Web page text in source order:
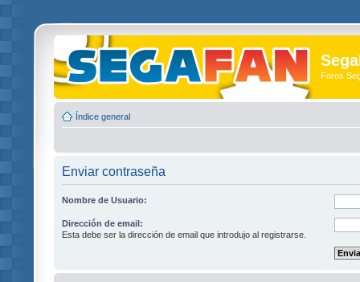
Foros
Índice general
Enviar contraseña
Nombre de Usuario:
Dirección de email:
Esta debe ser la dirección de email que introdujo al registrarse.